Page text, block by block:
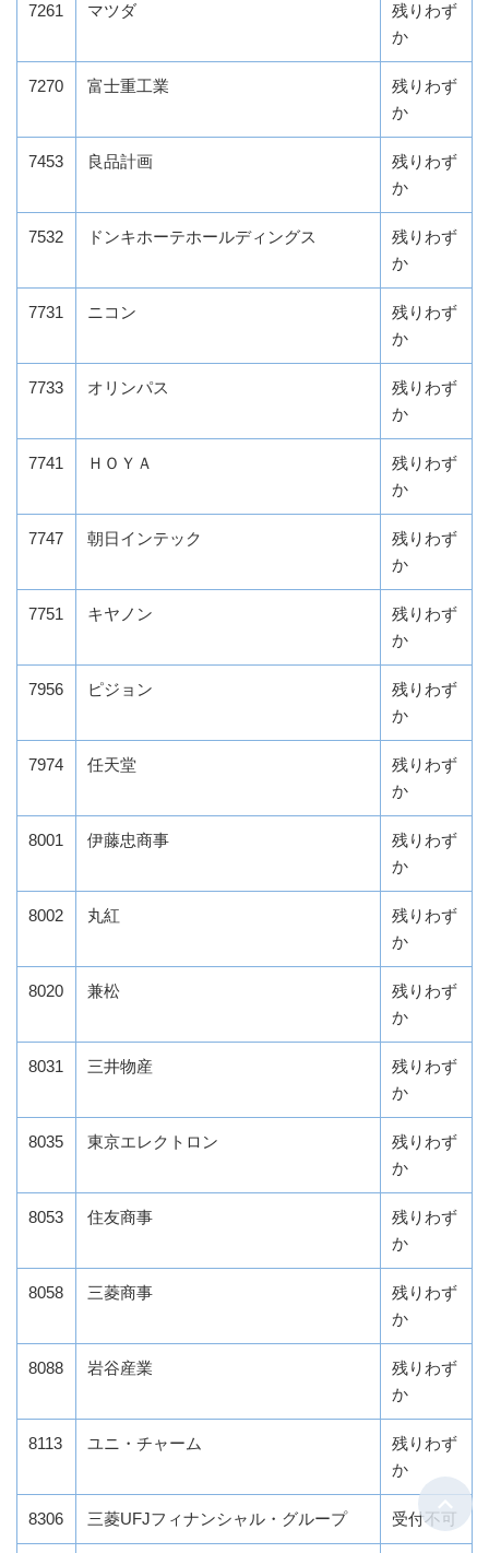
7261 マツダ
残りわず
か
7270 富士重工業
残りわず
か
7453 良品計画
残りわず
か
7532 ドンキホーテホールディングス
残りわず
か
7731 ニコン
残りわず
か
7733 オリンパス
残りわず
か
7741 ＨＯＹＡ
残りわず
か
7747 朝日インテック
残りわず
か
7751 キヤノン
残りわず
か
7956 ピジョン
残りわず
か
7974 任天堂
残りわず
か
8001 伊藤忠商事
残りわず
か
8002 丸紅
残りわず
か
8020 兼松
残りわず
か
8031 三井物産
残りわず
か
8035 東京エレクトロン
残りわず
か
8053 住友商事
残りわず
か
8058 三菱商事
残りわず
か
8088 岩谷産業
残りわず
か
8113 ユニ・チャーム
残りわず
か
8306 三菱UFJフィナンシャル・グループ 受付不可